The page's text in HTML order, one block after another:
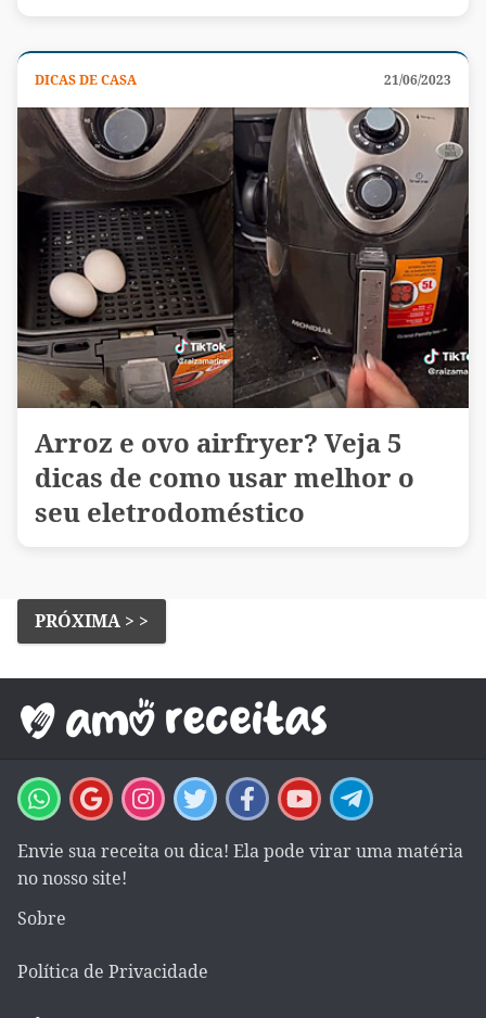
DICAS DE CASA 21/06/2023
Arroz e ovo airfryer? Veja 5
dicas de como usar melhor o
seu eletrodoméstico
PRÓXIMA > >
Envie sua receita ou dica! Ela pode virar uma matéria
no nosso site!
Sobre
Política de Privacidade